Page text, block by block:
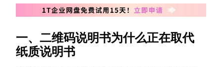
一、二维码说明书为什么正在取代
纸质说明书